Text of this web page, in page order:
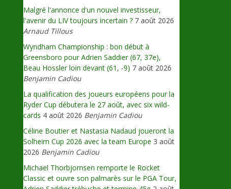
Malgré l'annonce d'un nouvel investisseur,
l'avenir du LIV toujours incertain ? 7 août 2026
Arnaud Tillous
Wyndham Championship : bon début à
Greensboro pour Adrien Saddier (67, 37e),
Beau Hossler loin devant (61, -9) 7 août 2026
Benjamin Cadiou
La qualification des joueurs européens pour la
Ryder Cup débutera le 27 août, avec six wild-
cards 4 août 2026 Benjamin Cadiou
Céline Boutier et Nastasia Nadaud joueront la
Solheim Cup 2026 avec la team Europe 3 août
2026 Benjamin Cadiou
Michael Thorbjornsen remporte le Rocket
Classic et ouvre son palmarès sur le PGA Tour,